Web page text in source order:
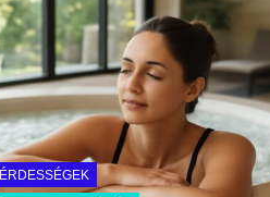
ÉRDESSÉGEK